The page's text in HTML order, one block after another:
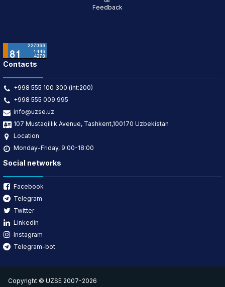
Feedback
Contacts
+998 555 100 300 (int:200)
+998 555 009 995
info@uzse.uz
107 Mustaqillik Avenue, Tashkent,100170 Uzbekistan
Location
Monday-Friday, 9:00-18:00
Social networks
Facebook
Telegram
Twitter
Linkedin
Instagram
Telegram-bot
Copyright © UZSE 2007-2026